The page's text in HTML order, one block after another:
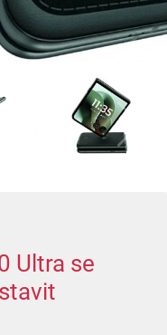
Ultra se